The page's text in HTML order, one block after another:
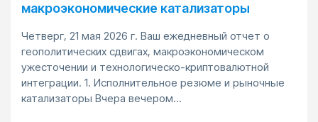
макроэкономические катализаторы
Четверг, 21 мая 2026 г. Ваш ежедневный отчет о
геополитических сдвигах, макроэкономическом
ужесточении и технологическо-криптовалютной
интеграции. 1. Исполнительное резюме и рыночные
катализаторы Вчера вечером...